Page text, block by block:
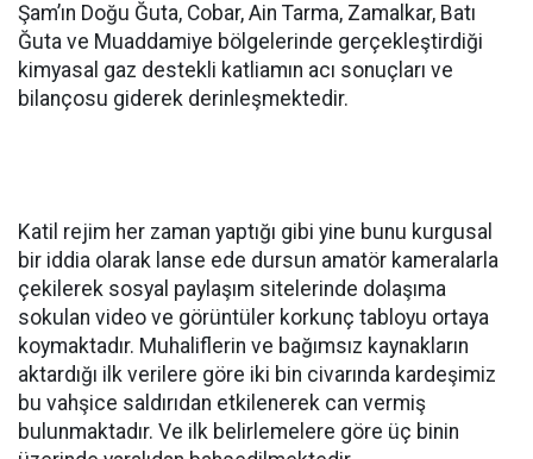
Şam’ın Doğu Ğuta, Cobar, Ain Tarma, Zamalkar, Batı
Ğuta ve Muaddamiye bölgelerinde gerçekleştirdiği
kimyasal gaz destekli katliamın acı sonuçları ve
bilançosu giderek derinleşmektedir.
Katil rejim her zaman yaptığı gibi yine bunu kurgusal
bir iddia olarak lanse ede dursun amatör kameralarla
çekilerek sosyal paylaşım sitelerinde dolaşıma
sokulan video ve görüntüler korkunç tabloyu ortaya
koymaktadır. Muhaliflerin ve bağımsız kaynakların
aktardığı ilk verilere göre iki bin civarında kardeşimiz
bu vahşice saldırıdan etkilenerek can vermiş
bulunmaktadır. Ve ilk belirlemelere göre üç binin